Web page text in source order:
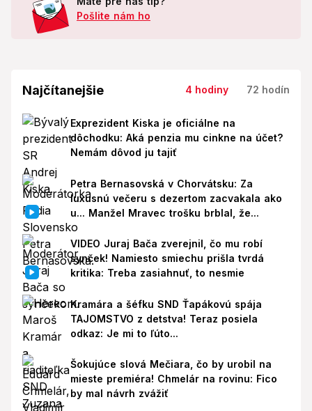
Pošlite nám ho
Najčítanejšie 4 hodiny 72 hodín
Exprezident Kiska je oficiálne na
dôchodku: Aká penzia mu cinkne na účet?
Nemám dôvod ju tajiť
Petra Bernasovská v Chorvátsku: Za
luxusnú večeru s dezertom zacvakala ako
u... Manžel Mravec trošku brblal, že...
VIDEO Juraj Bača zverejnil, čo mu robí
synček! Namiesto smiechu prišla tvrdá
kritika: Treba zasiahnuť, to nesmie
Kramára a šéfku SND Ťapákovú spája
TAJOMSTVO z detstva! Teraz posiela
odkaz: Je mi to ľúto...
Šokujúce slová Mečiara, čo by urobil na
mieste premiéra! Chmelár na rovinu: Fico
by mal návrh zvážiť